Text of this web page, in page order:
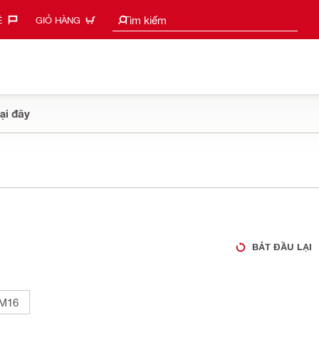
GIỎ HÀNG Tìm kiếm
Tìm kiếm gợi ý
đây
BẮT ĐẦU LẠI